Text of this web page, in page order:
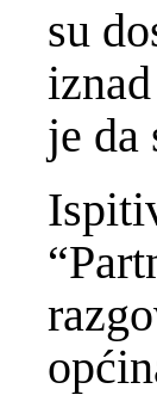
su
je da